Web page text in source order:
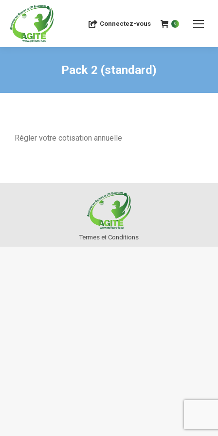
Connectez-vous 0
Pack 2 (standard)
Régler votre cotisation annuelle
Termes et Conditions